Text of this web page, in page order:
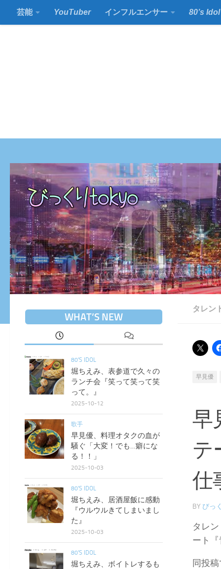
コンテンツの下
芸能 YouTuber インフルエンサー 80’s Idol
タレン
早見優
早
テ
仕
BY びっ
タレ
ート
同投
WHAT’S NEW
80'S IDOL
堀ちえみ、表参道で久々の
ランチ会『笑って笑って笑
って。』
2025-10-12
歌手
早見優、料理オタクの血が
騒ぐ「大変！でも…癖にな
る！！」
2025-10-03
80'S IDOL
堀ちえみ、居酒屋飯に感動
『ウルウルきてしまいまし
た』
2025-10-03
80'S IDOL
堀ちえみ、ボイトレするも